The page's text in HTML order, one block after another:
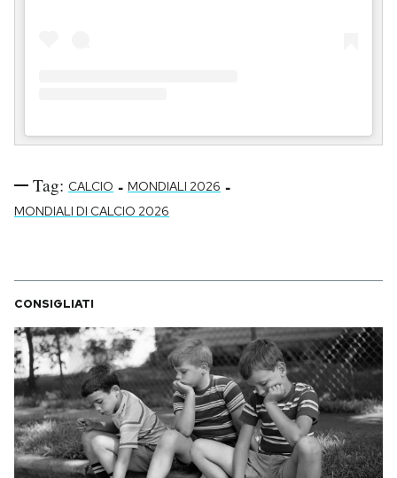
Tag: CALCIO - MONDIALI 2026 -
MONDIALI DI CALCIO 2026
CONSIGLIATI